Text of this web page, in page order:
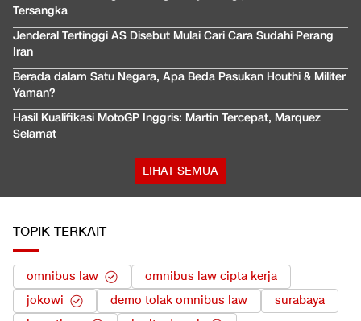
Tersangka
Jenderal Tertinggi AS Disebut Mulai Cari Cara Sudahi Perang
Iran
Berada dalam Satu Negara, Apa Beda Pasukan Houthi & Militer
Yaman?
Hasil Kualifikasi MotoGP Inggris: Martin Tercepat, Marquez
Selamat
LIHAT SEMUA
TOPIK TERKAIT
omnibus law
omnibus law cipta kerja
jokowi
demo tolak omnibus law
surabaya